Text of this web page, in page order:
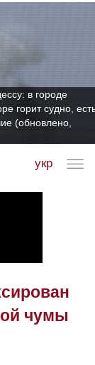
в городе
горит судно,
(обновлено,
укр
чумы